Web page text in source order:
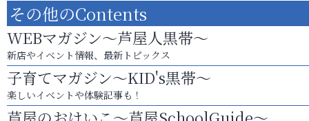
その他のContents
WEBマガジン～芦屋人黒帯～
新店やイベント情報、最新トピックス
子育てマガジン～KID's黒帯～
楽しいイベントや体験記事も！